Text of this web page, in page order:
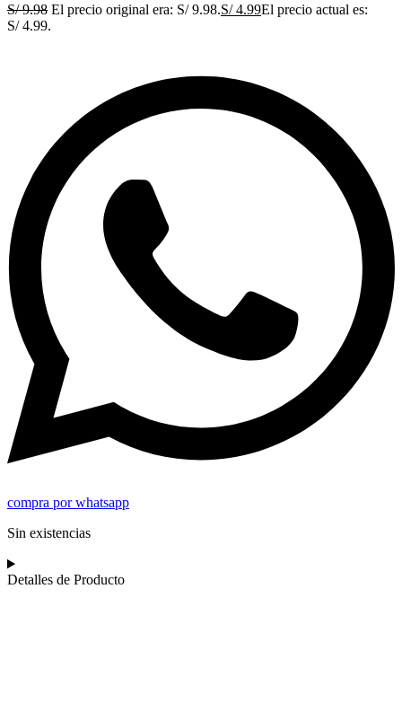
S/9.98 El precio original era: S/ 9.98.S/4.99El precio actual es:
S/ 4.99.
compra por whatsapp
Sin existencias
Detalles de Producto